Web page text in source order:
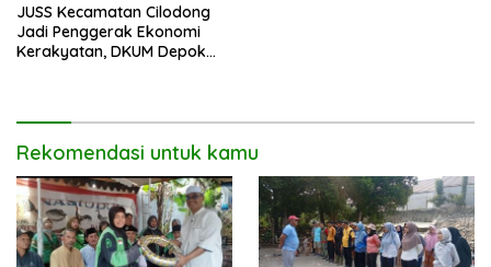
JUSS Kecamatan Cilodong
Jadi Penggerak Ekonomi
Kerakyatan, DKUM Depok
Rekomendasi untuk kamu